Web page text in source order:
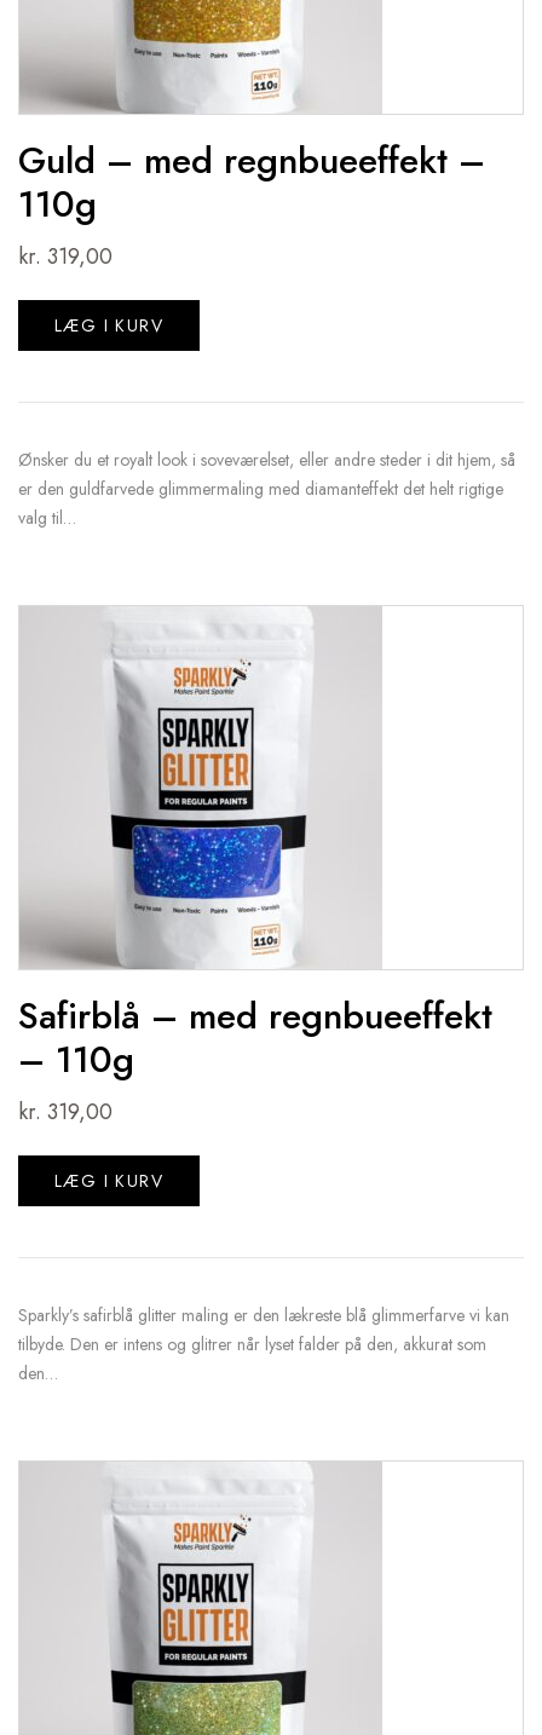
Guld – med regnbueeffekt –
110g
kr. 319,00
LÆG I KURV
Ønsker du et royalt look i soveværelset, eller andre steder i dit hjem, så
er den guldfarvede glimmermaling med diamanteffekt det helt rigtige
valg til…
Safirblå – med regnbueeffekt
– 110g
kr. 319,00
LÆG I KURV
Sparkly’s safirblå glitter maling er den lækreste blå glimmerfarve vi kan
tilbyde. Den er intens og glitrer når lyset falder på den, akkurat som
den…